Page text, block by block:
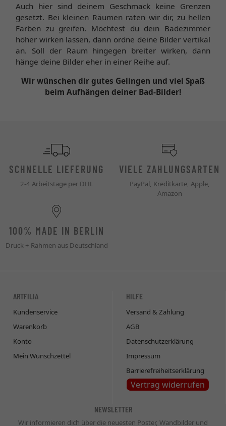
Auch hier sind deinem Geschmack keine Grenzen
gesetzt. Bei kleinen Räumen raten wir dir, zu hellen
Farben zu greifen. Möchtest du dein Badezimmer
höher wirken lassen, dann ordne deine Bilder vertikal
an. Soll der Raum hingegen breiter wirken, dann
hänge deine Bilder eher in einer Reihe auf.
Wir wünschen dir gutes Gelingen und viel Spaß
beim Aufhängen deiner Bad-Bilder!
SCHNELLE LIEFERUNG
2-4 Arbeitstage per DHL
VIELE ZAHLUNGSARTEN
PayPal, Kreditkarte, Apple,
Amazon
100% MADE IN BERLIN
Druck + Rahmen aus Deutschland
ARTFILIA
Kundenservice
Warenkorb
Konto
Mein Wunschzettel
HILFE
Versand & Zahlung
AGB
Datenschutzerklärung
Impressum
Barrierefreiheitserklärung
Vertrag widerrufen
NEWSLETTER
Wir informieren dich über die neuesten Poster, Wandbilder und